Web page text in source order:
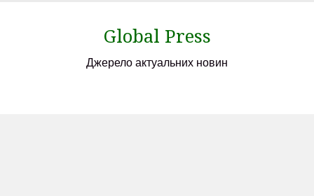
Global Press
Джерело актуальних новин